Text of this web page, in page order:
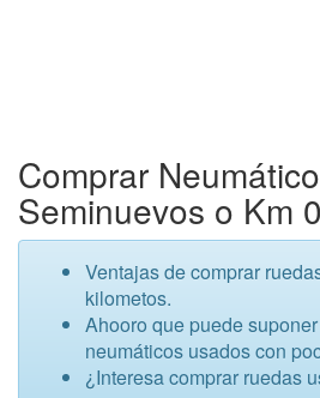
Comprar
Seminuevos o Km 0
Ventajas de comprar
kilometos.
Ahooro que puede
neumáticos usados con
¿Interesa comprar ruedas